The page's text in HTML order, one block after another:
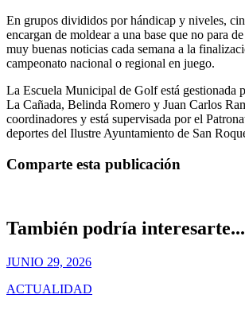
En grupos divididos por hándicap y niveles,
encargan de moldear a una base que no para
muy buenas noticias cada semana a la
campeonato nacional o regional en juego.
La Escuela Municipal de Golf está gestionada
La Cañada, Belinda Romero y Juan Carlos
coordinadores y está supervisada por el
deportes del Ilustre Ayuntamiento de San
Comparte esta publicación
También podría interesarte...
JUNIO 29, 2026
ACTUALIDAD